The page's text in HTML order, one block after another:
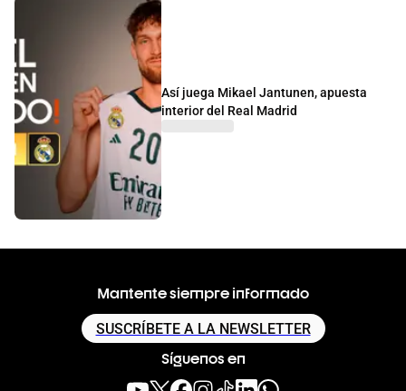
Así juega Mikael Jantunen, apuesta
interior del Real Madrid
Mantente siempre informado
SUSCRÍBETE A LA NEWSLETTER
Síguenos en